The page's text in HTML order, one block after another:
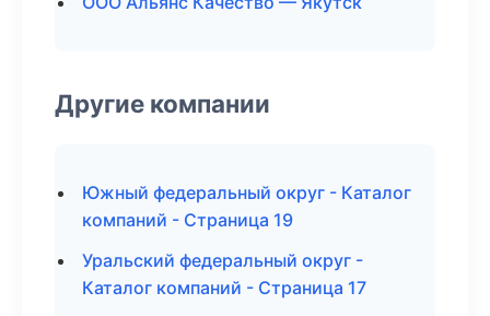
Другие компании
Южный федеральный округ - Каталог
компаний - Страница 19
Уральский федеральный округ -
Каталог компаний - Страница 17